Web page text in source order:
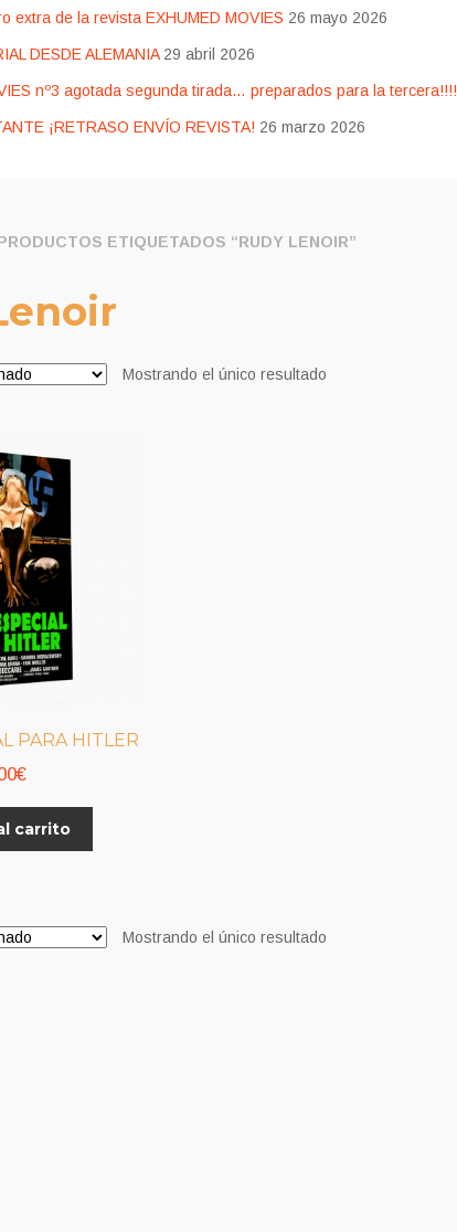
extra de la revista EXHUMED MOVIES 26 mayo 2026
DESDE ALEMANIA 29 abril 2026
nº3 agotada segunda tirada… preparados para la tercera!!!!
¡RETRASO ENVÍO REVISTA! 26 marzo 2026
PRODUCTOS ETIQUETADOS “RUDY LENOIR”
Mostrando el único resultado
PARA HITLER
€
carrito
Mostrando el único resultado